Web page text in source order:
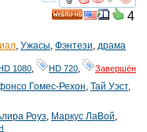
смотреть
4
, Ужасы, Фэнтези, драма
1080 HD 720 Завершён
Гомес-Рехон, Тай Уэст,
Роуз, Маркус ЛаВой,